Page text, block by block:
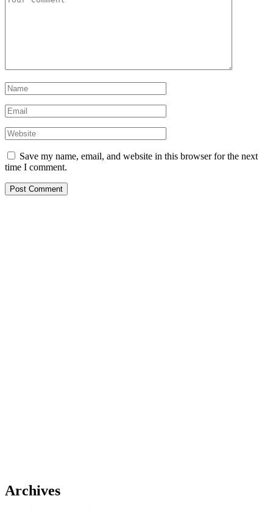
Save my name, email, and website in this browser for the next
time I comment.
Archives